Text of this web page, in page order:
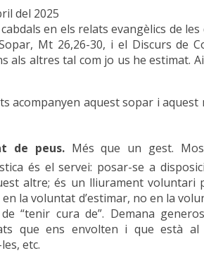
del 2025
en els relats evangèlics de
Mt 26,26-30, i el Discurs de
als altres tal com jo us he estimat.
acompanyen aquest sopar i aquest
de peus. Més que un gest.
és el servei: posar-se a
altre; és un lliurament voluntari
la voluntat d’estimar, no en la
“tenir cura de”. Demana
que ens envolten i que està al
etc.